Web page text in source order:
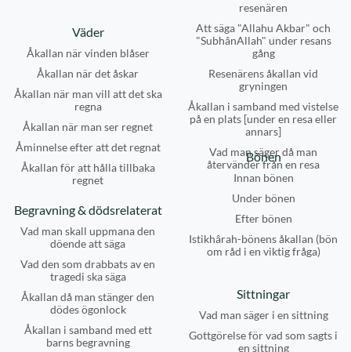
resenären
Att säga "Allahu Akbar" och
"SubhânAllah" under resans
gång
Resenärens åkallan vid
gryningen
Åkallan i samband med vistelse
på en plats [under en resa eller
annars]
Vad man säger då man
återvänder från en resa
Väder
Åkallan när vinden blåser
Åkallan när det åskar
Åkallan när man vill att det ska
regna
Åkallan när man ser regnet
Åminnelse efter att det regnat
Åkallan för att hålla tillbaka
regnet
Bönen
Innan bönen
Under bönen
Efter bönen
Istikhârah-bönens åkallan (bön
om råd i en viktig fråga)
Begravning & dödsrelaterat
Vad man skall uppmana den
döende att säga
Vad den som drabbats av en
tragedi ska säga
Åkallan då man stänger den
dödes ögonlock
Åkallan i samband med ett
barns begravning
Sittningar
Vad man säger i en sittning
Gottgörelse för vad som sagts i
en sittning